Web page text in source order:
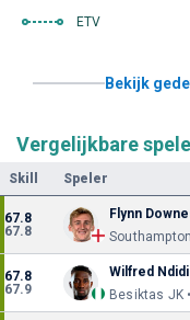
ETV
Bekijk
Vergelijkbare
Skill Speler
67.8
67.8
Flynn
67.8
67.9
Wilfred Ndidi
Besiktas JK